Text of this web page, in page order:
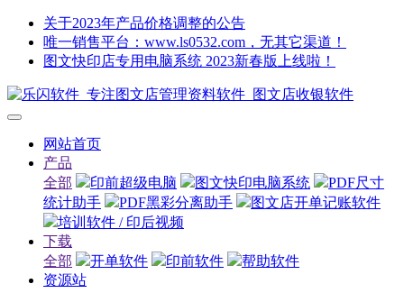
关于2023年产品价格调整的公告
唯一销售平台：www.ls0532.com，无其它渠道！
图文快印店专用电脑系统 2023新春版上线啦！
网站首页
产品
全部
印前超级电脑 图文快印电脑系统
PDF尺寸
统计助手
PDF黑彩分离助手
图文店开单记账软件
培训软件 / 印后视频
下载
全部
开单软件 印前软件
帮助软件
资源站